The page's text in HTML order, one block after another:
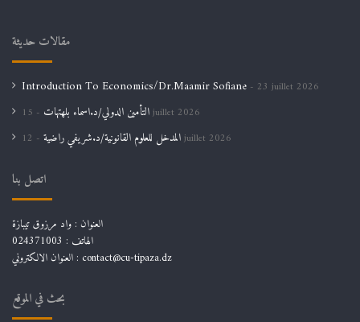
مقالات حديثة
Introduction To Economics/Dr.Maamir Sofiane 23 juillet 2026
التأمين الدولي/د.اسماء بلهتهات15 juillet 2026
المدخل للعلوم القانونية/د.شريفي راضية12 juillet 2026
اتصل بنا
العنوان : واد مرزوق تيبازة
الهاتف : 024371003
العنوان الالكتروني : contact@cu-tipaza.dz
بحث في الموقع